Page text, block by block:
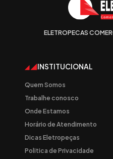
ELETROPECAS
INSTITUCIONAL
Quem Somos
Trabalhe conosco
Onde Estamos
Horário de Atendimento
Dicas Eletropeças
Politica de Privacidade